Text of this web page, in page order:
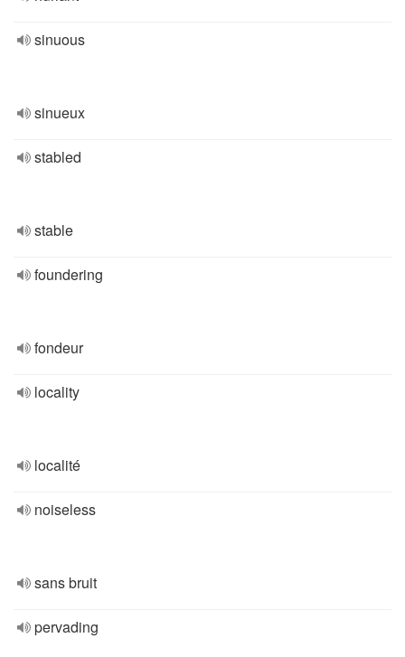
sinuous
sinueux
stabled
stable
foundering
fondeur
locality
localité
noiseless
sans bruit
pervading